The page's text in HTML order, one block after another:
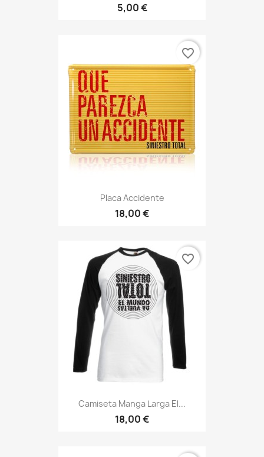
5,00 €
Placa Accidente
18,00 €
favorite_border
Camiseta Manga Larga El...
18,00 €
favorite_border